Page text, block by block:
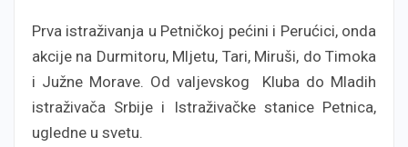
Prva istraživanja u Petničkoj pećini i Perućici, onda
akcije na Durmitoru, Mljetu, Tari, Miruši, do Timoka
i Južne Morave. Od valjevskog Kluba do Mladih
istraživača Srbije i Istraživačke stanice Petnica,
ugledne u svetu.